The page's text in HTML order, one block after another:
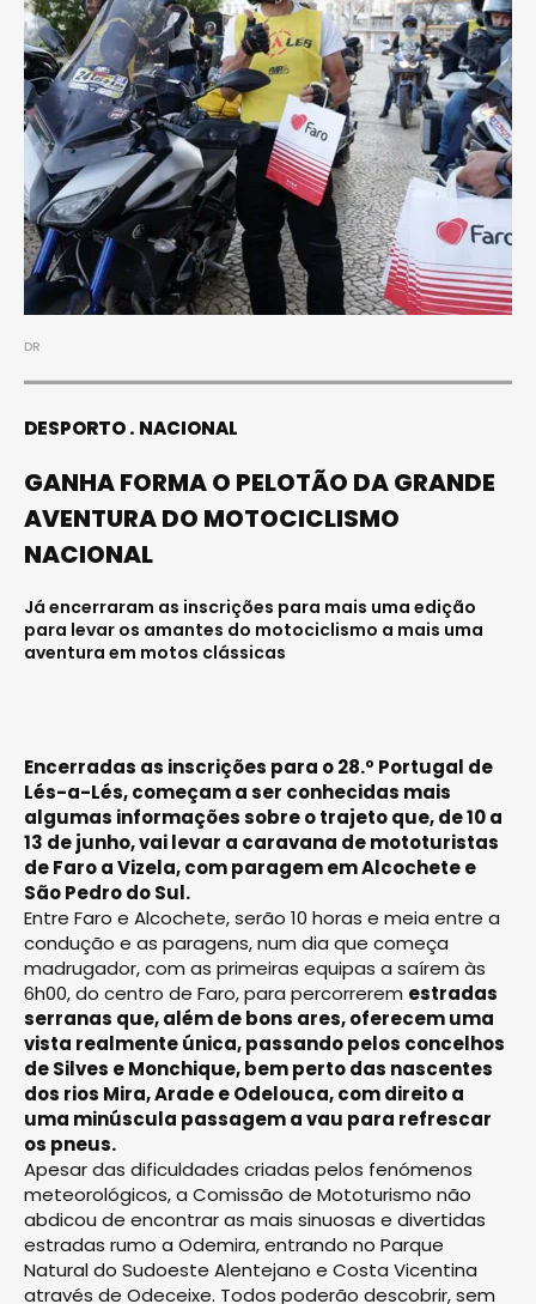
DR
DESPORTO NACIONAL
GANHA FORMA O PELOTÃO DA GRANDE
AVENTURA DO MOTOCICLISMO
NACIONAL
Já encerraram as inscrições para mais uma edição
para levar os amantes do motociclismo a mais uma
aventura em motos clássicas
Encerradas as inscrições para o 28.º Portugal de
Lés-a-Lés, começam a ser conhecidas mais
algumas informações sobre o trajeto que, de 10 a
13 de junho, vai levar a caravana de mototuristas
de Faro a Vizela, com paragem em Alcochete e
São Pedro do Sul.
Entre Faro e Alcochete, serão 10 horas e meia entre a
condução e as paragens, num dia que começa
madrugador, com as primeiras equipas a saírem às
6h00, do centro de Faro, para percorrerem estradas
serranas que, além de bons ares, oferecem uma
vista realmente única, passando pelos concelhos
de Silves e Monchique, bem perto das nascentes
dos rios Mira, Arade e Odelouca, com direito a
uma minúscula passagem a vau para refrescar
os pneus.
Apesar das dificuldades criadas pelos fenómenos
meteorológicos, a Comissão de Mototurismo não
abdicou de encontrar as mais sinuosas e divertidas
estradas rumo a Odemira, entrando no Parque
Natural do Sudoeste Alentejano e Costa Vicentina
através de Odeceixe. Todos poderão descobrir, sem